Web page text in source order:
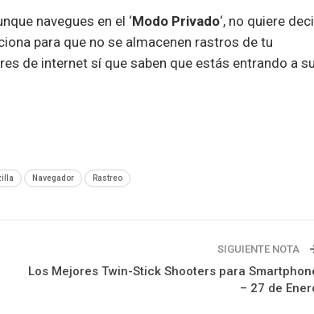
navegues en el ‘Modo Privado‘, no quiere
para que no se almacenen rastros de tu
de internet sí que saben que estás entrando a su
Navegador Rastreo
SIGUIENTE NOTA
Los Mejores Twin-Stick Shooters para
– 27 de